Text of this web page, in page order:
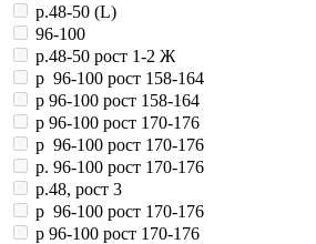
р.48-50 (L)
96-100
р.48-50 рост 1-2 Ж
р 96-100 рост 158-164
р 96-100 рост 158-164
р 96-100 рост 170-176
р 96-100 рост 170-176
р. 96-100 рост 170-176
р.48, рост 3
р 96-100 рост 170-176
р 96-100 рост 170-176